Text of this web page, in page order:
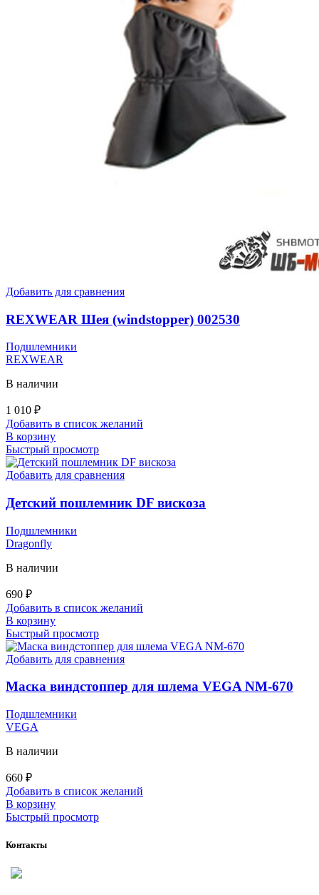
Добавить для сравнения
REXWEAR Шея (windstopper) 002530
Подшлемники
REXWEAR
В наличии
1 010 ₽
Добавить в список желаний
В корзину
Быстрый просмотр
Добавить для сравнения
Детский пошлемник DF вискоза
Подшлемники
Dragonfly
В наличии
690 ₽
Добавить в список желаний
В корзину
Быстрый просмотр
Добавить для сравнения
Маска виндстоппер для шлема VEGA NM-670
Подшлемники
VEGA
В наличии
660 ₽
Добавить в список желаний
В корзину
Быстрый просмотр
Контакты